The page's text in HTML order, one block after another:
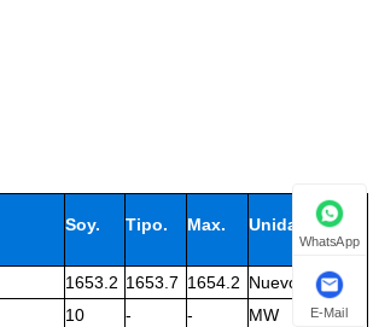
Soy. Tipo. Max. Unidad
1653.2 1653.7 1654.2 Nuevo Méjico
10 - -
MW
WhatsApp
E-Mail